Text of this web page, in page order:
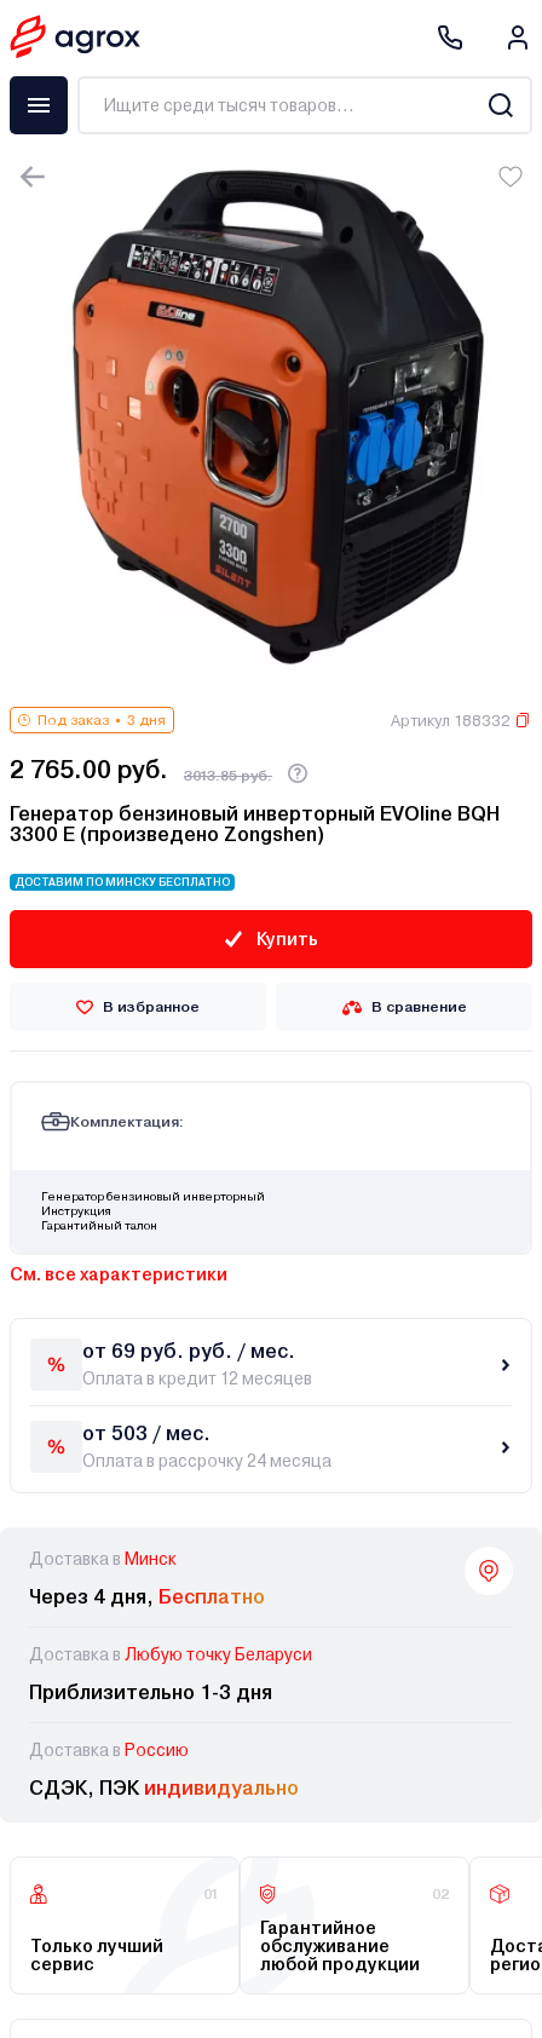
Под заказ 3 дня Артикул 188332
2 765.00 руб. 3013.85 руб.
Генератор бензиновый инверторный EVOline BQH
3300 E (произведено Zongshen)
ДОСТАВИМ ПО МИНСКУ БЕСПЛАТНО
Купить
В избранное В сравнение
Комплектация:
Генератор бензиновый инверторный
Инструкция
Гарантийный талон
См. все характеристики
от 69 руб. руб. / мес.
Оплата в кредит 12 месяцев
от 503 / мес.
Оплата в рассрочку 24 месяца
Доставка в Минск
Через 4 дня, Бесплатно
Доставка в Любую точку Беларуси
Приблизительно 1-3 дня
Доставка в Россию
СДЭК, ПЭК индивидуально
01
Только лучший
сервис
02
Гарантийное
обслуживание
любой продукции